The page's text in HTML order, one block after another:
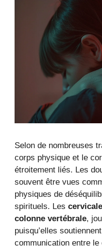
Selon de nombreuses
corps physique et le
étroitement liés. Les
souvent être vues
physiques de
spirituels. Les
colonne vertébrale,
puisqu’elles
communication entre